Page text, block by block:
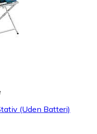
(Uden Batteri)